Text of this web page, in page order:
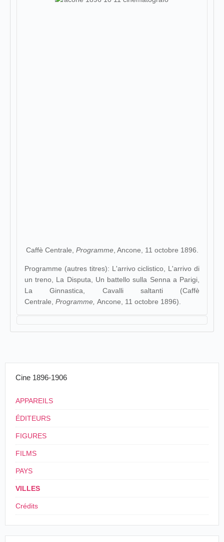
Caffè Centrale, Programme, Ancone, 11 octobre 1896.
Programme (autres titres): L'arrivo ciclistico, L'arrivo di
un treno, La Disputa, Un battello sulla Senna a Parigi,
La Ginnastica, Cavalli saltanti (Caffè
Centrale, Programme, Ancone, 11 octobre 1896).
Cine 1896-1906
APPAREILS
ÉDITEURS
FIGURES
FILMS
PAYS
VILLES
Crédits